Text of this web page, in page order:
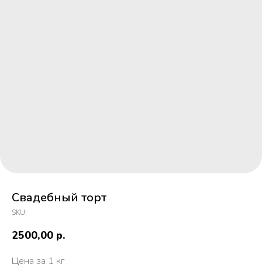
Свадебный торт
SKU:
2500,00 р.
Цена за 1 кг